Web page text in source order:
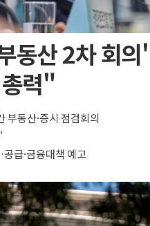
동산 2차 회의'
력"
동산·증시 점검회의
급·금융대책 예고